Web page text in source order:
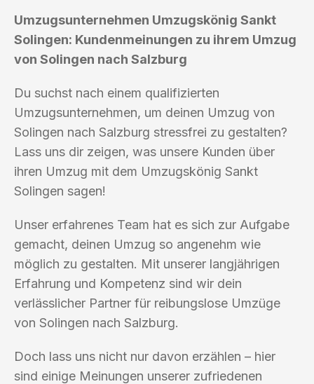
Umzugsunternehmen Umzugskönig Sankt
Solingen: Kundenmeinungen zu ihrem Umzug
von Solingen nach Salzburg
Du suchst nach einem qualifizierten
Umzugsunternehmen, um deinen Umzug von
Solingen nach Salzburg stressfrei zu gestalten?
Lass uns dir zeigen, was unsere Kunden über
ihren Umzug mit dem Umzugskönig Sankt
Solingen sagen!
Unser erfahrenes Team hat es sich zur Aufgabe
gemacht, deinen Umzug so angenehm wie
möglich zu gestalten. Mit unserer langjährigen
Erfahrung und Kompetenz sind wir dein
verlässlicher Partner für reibungslose Umzüge
von Solingen nach Salzburg.
Doch lass uns nicht nur davon erzählen – hier
sind einige Meinungen unserer zufriedenen